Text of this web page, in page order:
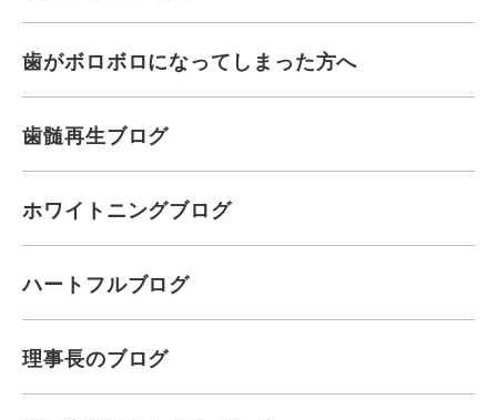
歯がボロボロになってしまった方へ
歯髄再生ブログ
ホワイトニングブログ
ハートフルブログ
理事長のブログ